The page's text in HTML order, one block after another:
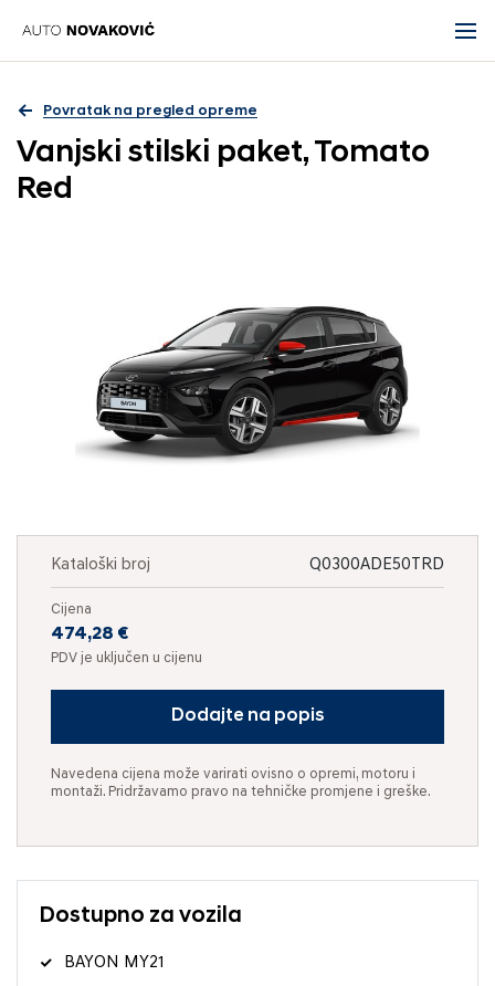
Povratak na pregled opreme
Vanjski stilski paket, Tomato
Red
Kataloški broj Q0300ADE50TRD
Cijena
474,28 €
PDV je uključen u cijenu
Dodajte na popis
Navedena cijena može varirati ovisno o opremi, motoru i
montaži. Pridržavamo pravo na tehničke promjene i greške.
Dostupno za vozila
BAYON MY21